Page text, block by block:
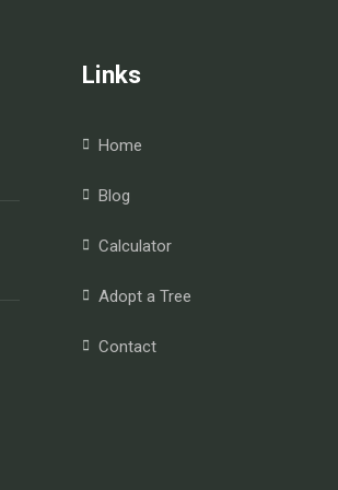
Links
Home
Blog
Calculator
Adopt a Tree
Contact